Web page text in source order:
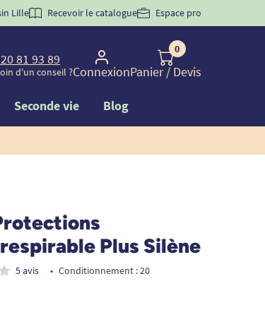
" pourla 1ère commande d'incontinence
Lille Recevoir le catalogue Espace pro
81 93 89
d'un conseil ?Connexion
0
Panier/ Devis
Seconde vie Blog
Plus Silène
5 avis • Conditionnement : 20